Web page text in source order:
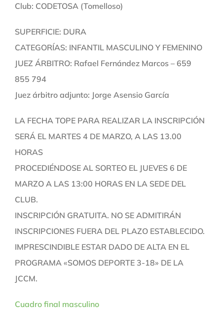
Club: CODETOSA (Tomelloso)
SUPERFICIE: DURA
CATEGORÍAS: INFANTIL MASCULINO Y FEMENINO
JUEZ ÁRBITRO: Rafael Fernández Marcos – 659
855 794
Juez árbitro adjunto: Jorge Asensio García
LA FECHA TOPE PARA REALIZAR LA INSCRIPCIÓN
SERÁ EL MARTES 4 DE MARZO, A LAS 13.00
HORAS
PROCEDIÉNDOSE AL SORTEO EL JUEVES 6 DE
MARZO A LAS 13:00 HORAS EN LA SEDE DEL
CLUB.
INSCRIPCIÓN GRATUITA. NO SE ADMITIRÁN
INSCRIPCIONES FUERA DEL PLAZO ESTABLECIDO.
IMPRESCINDIBLE ESTAR DADO DE ALTA EN EL
PROGRAMA «SOMOS DEPORTE 3-18» DE LA
JCCM.
Cuadro final masculino